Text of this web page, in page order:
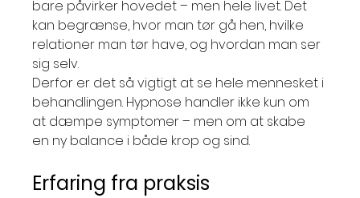
bare påvirker hovedet – men hele livet. Det
kan begrænse, hvor man tør gå hen, hvilke
relationer man tør have, og hvordan man ser
sig selv.
Derfor er det så vigtigt at se hele mennesket i
behandlingen. Hypnose handler ikke kun om
at dæmpe symptomer – men om at skabe
en ny balance i både krop og sind.
Erfaring fra praksis